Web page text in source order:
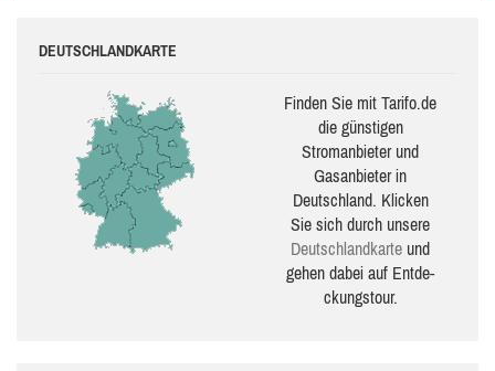
DEUTSCHLANDKARTE
Finden Sie mit Tarifo.de
die güns­ti­gen
Stromanbieter und
Gasanbieter in
Deutschland. Klicken
Sie sich durch unsere
Deutsch­land­karte und
gehen dabei auf Ent­de­
ckungs­tour.